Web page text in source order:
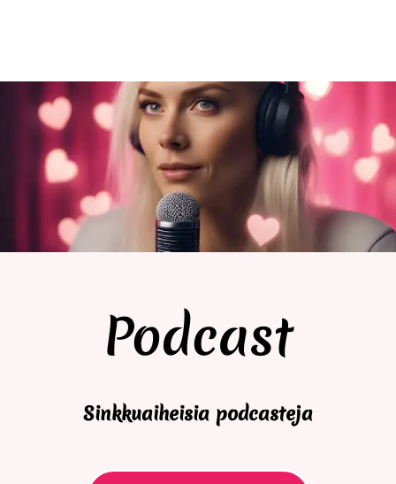
Podcast
Sinkkuaiheisia podcasteja